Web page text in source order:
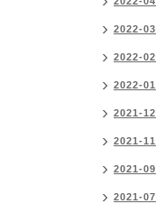
2022-03
2022-02
2022-01
2021-12
2021-11
2021-09
2021-07